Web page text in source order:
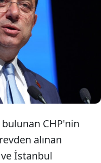
açmayı tercih
milli irade gaspı
medet
yenilecek ve
CHP değil,
dile getirdi.
CHP'nin
alınan
İstanbul